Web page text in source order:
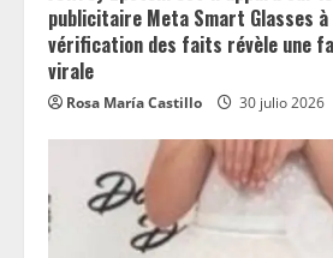
publicitaire Meta Smart Glasses à
vérification des faits révèle une
virale
Rosa María Castillo 30 julio 2026